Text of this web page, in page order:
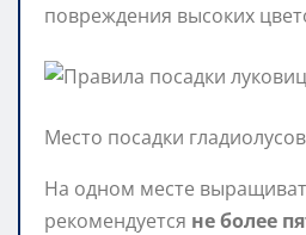
повреждения высоких
Место посадки
На одном месте
рекомендуется не более